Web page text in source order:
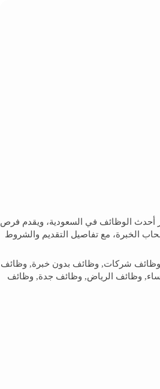
الوظائف في السعودية، ويقدم فرص
الخبرة، مع تفاصيل التقديم والشروط
وظائف شركات, وظائف بدون خبرة, وظائف
وظائف الرياض, وظائف جدة, وظائف